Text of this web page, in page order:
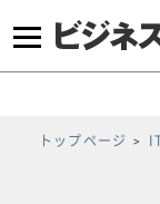
トップページ